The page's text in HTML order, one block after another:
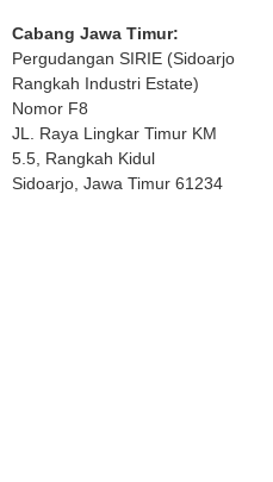
Cabang Jawa Timur:
Pergudangan SIRIE (Sidoarjo
Rangkah Industri Estate)
Nomor F8
JL. Raya Lingkar Timur KM
5.5, Rangkah Kidul
Sidoarjo, Jawa Timur 61234